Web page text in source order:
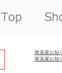
尾張屋お知
尾張屋お知